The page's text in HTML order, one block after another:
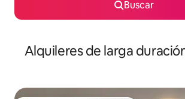
Buscar
Alquileres de larga